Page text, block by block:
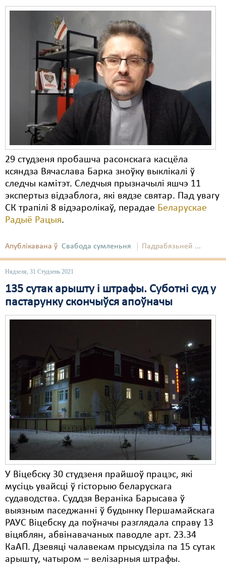
29 студзеня пробашча расонскага касцёла
ксяндза Вячаслава Барка зноўку выклікалі ў
следчы камітэт. Следчыя прызначылі яшчэ 11
экспертыз відэаблога, які вядзе святар. Пад увагу
СК трапілі 8 відэаролікаў, перадае Беларускае
Радыё Рацыя.
Апублікавана ў Свабода сумленьня Падрабязьней ...
Нядзеля, 31 Студзень 2021
135 сутак арышту і штрафы. Суботні суд у
пастарунку скончыўся апоўначы
У Віцебску 30 студзеня прайшоў працэс, які
мусіць увайсці ў гісторыю беларускага
судаводства. Суддзя Вераніка Барысава ў
выязным паседжанні ў будынку Першамайскага
РАУС Віцебску да поўначы разглядала справу 13
віцяблян, абвінавачаных паводле арт. 23.34
КаАП. Дзевяці чалавекам прысудзіла па 15 сутак
арышту, чатыром – велізарныя штрафы.